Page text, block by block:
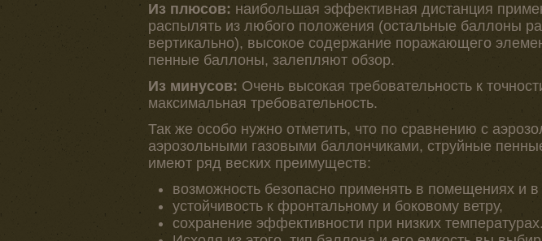
Из плюсов: наибольшая эффективная дистанция
распылять из любого положения (остальные баллоны
вертикально), высокое содержание поражающего
пенные баллоны, залепляют обзор.
Из минусов: Очень высокая требовательность к
максимальная требовательность.
Так же особо нужно отметить, что по сравнению с
аэрозольными газовыми баллончиками, струйные
имеют ряд веских преимуществ:
возможность безопасно применять в помещениях и в
устойчивость к фронтальному и боковому ветру,
сохранение эффективности при низких температурах.